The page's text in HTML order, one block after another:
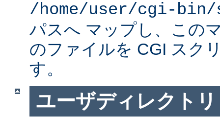
/home/user/cgi-
パスへ マップし、この
のファイルを CGI スク
す。
ユーザディレクトリ